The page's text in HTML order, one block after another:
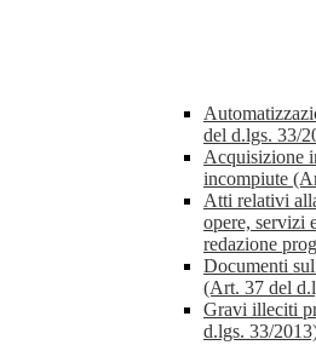
del d.lgs. 33/
Acquisizione
incompiute
Atti relativi
opere, servizi
redazione
Documenti
(Art. 37 del
Gravi illeciti
d.lgs. 33/